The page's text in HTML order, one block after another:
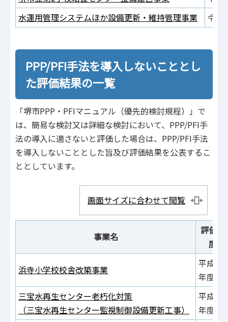
水運用管理システムほか設備更新・維持管理事業
令和
PPP/PFI手法を導入しないこととし
た評価結果の一覧
「堺市PPP・PFIマニュアル（優先的検討規程）」で
は、簡易な検討又は詳細な検討において、PPP/PFI手
法の導入に適さないと評価した場合は、PPP/PFI手法
を導入しないこととした旨及び評価結果を公表するこ
ととしています。
画面サイズに合わせて閲覧
事業名
評価年
度
浜寺小学校校舎改築事業
平成29
年度
三宝水再生センター老朽化対策
（三宝水再生センター監視制御設備更新工事）
平成30
年度